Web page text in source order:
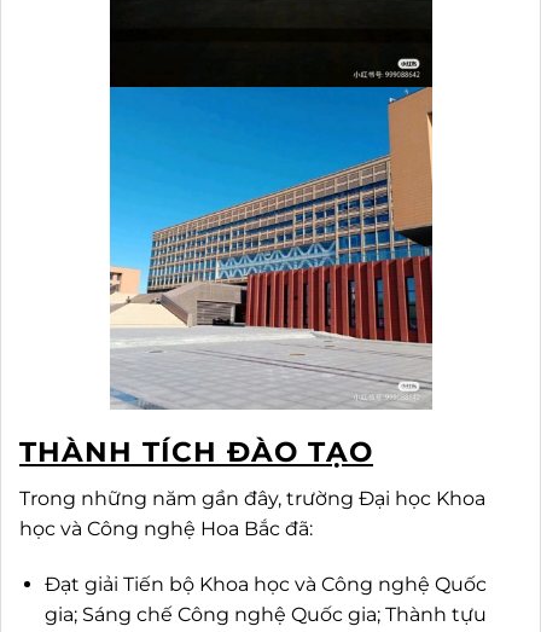
THÀNH TÍCH ĐÀO TẠO
Trong những năm gần đây, trường Đại học Khoa
học và Công nghệ Hoa Bắc đã:
Đạt giải Tiến bộ Khoa học và Công nghệ Quốc
gia; Sáng chế Công nghệ Quốc gia; Thành tựu